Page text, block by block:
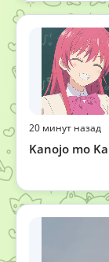
20 минут назад
Kanojo mo